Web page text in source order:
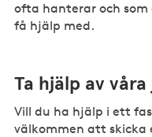
ofta hanterar och
få hjälp med.
Ta hjälp av
Vill du ha hjälp i ett
välkommen att